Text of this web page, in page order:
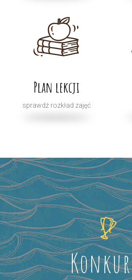
Plan lekcji
sprawdź rozkład zajęć